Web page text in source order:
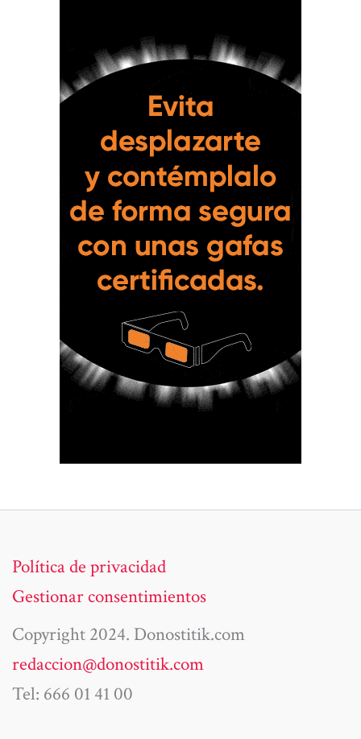
Política de privacidad
Gestionar consentimientos
Copyright 2024. Donostitik.com
redaccion@donostitik.com
Tel: 666 01 41 00